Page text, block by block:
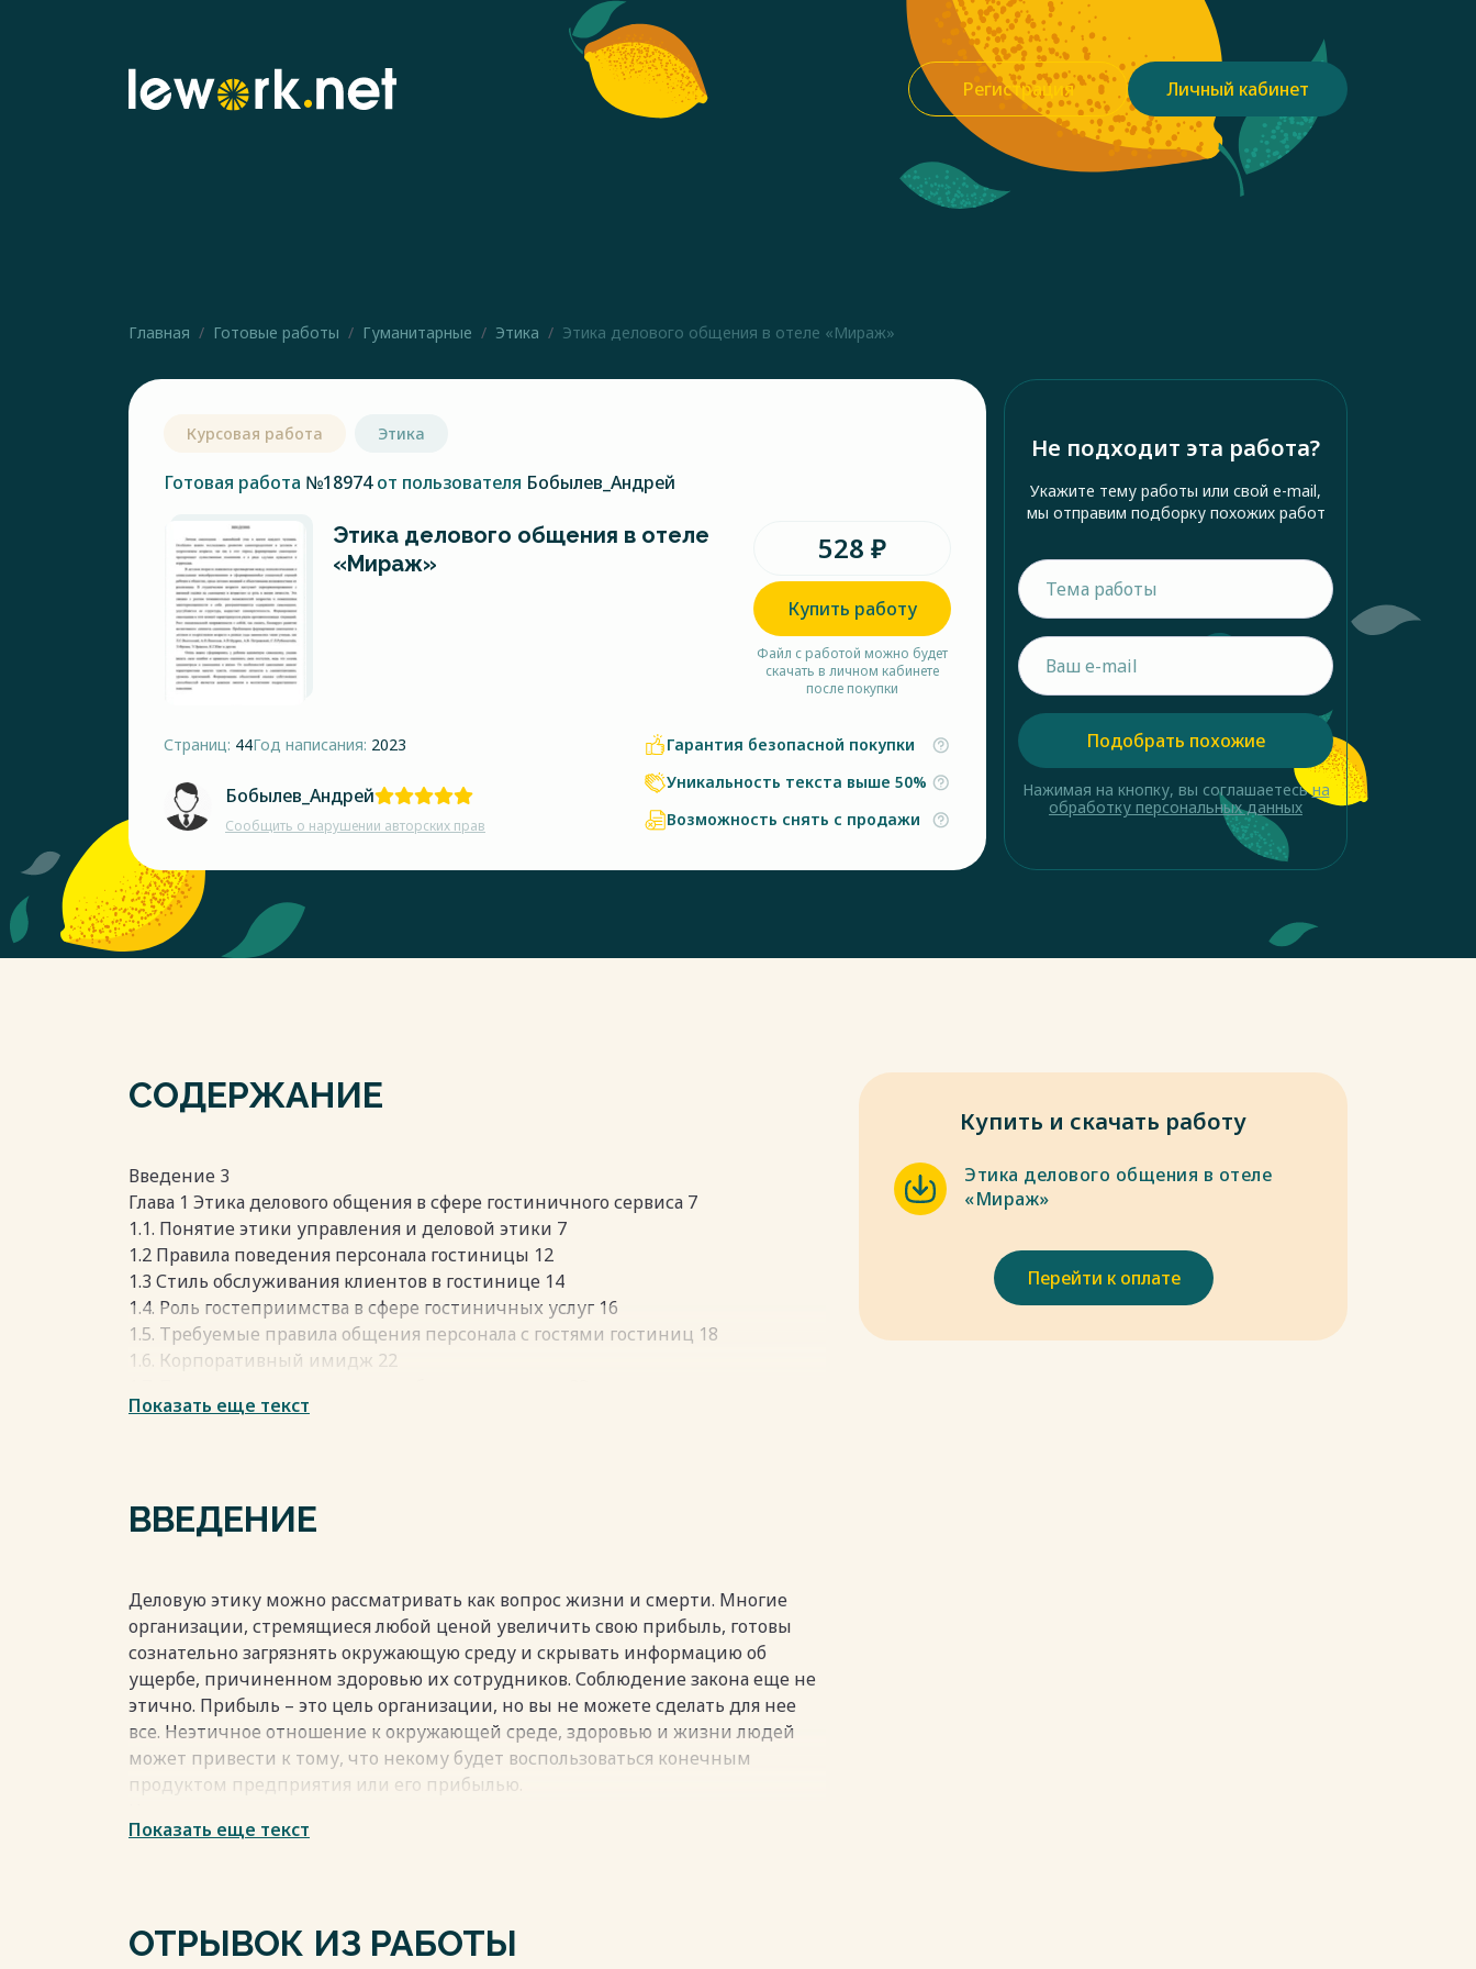
Регистрация Личный кабинет
Главная Готовые работы Гуманитарные Этика Этика делового общения в отеле «Мираж»
Курсовая работа Этика
Готовая работа №18974от пользователя Бобылев_Андрей
Этика делового общения в отеле
«Мираж»
528 ₽
Купить работу
Файл с работой можно будет
скачать в личном кабинете
после покупки
Страниц: 44Год написания: 2023
Бобылев_Андрей
Сообщить о нарушении авторских прав
Гарантия безопасной покупки
Уникальность текста выше 50%
Возможность снять с продажи
Не подходит эта работа?
Укажите тему работы или свой e-mail,
мы отправим подборку похожих работ
Подобрать похожие
Нажимая на кнопку, вы соглашаетесьна
обработку персональных данных
СОДЕРЖАНИЕ
Введение 3
Глава 1 Этика делового общения в сфере гостиничного сервиса 7
1.1. Понятие этики управления и деловой этики 7
1.2 Правила поведения персонала гостиницы 12
1.3 Стиль обслуживания клиентов в гостинице 14
1.4. Роль гостеприимства в сфере гостиничных услуг 16
1.5. Требуемые правила общения персонала с гостями гостиниц 18
1.6. Корпоративный имидж 22
1.8. Разработка правил общения 31
Заключение 41
Список использованных источников 44
Показать еще текст
ВВЕДЕНИЕ
Деловую этику можно рассматривать как вопрос жизни и смерти. Многие
организации, стремящиеся любой ценой увеличить свою прибыль, готовы
сознательно загрязнять окружающую среду и скрывать информацию об
ущербе, причиненном здоровью их сотрудников. Соблюдение закона еще не
этично. Прибыль – это цель организации, но вы не можете сделать для нее
все. Неэтичное отношение к окружающей среде, здоровью и жизни людей
может привести к тому, что некому будет воспользоваться конечным
продуктом предприятия или его прибылью.
прибыли в том смысле, что публичное осуждение, выговор нанесут ущерб ее
привести к потере ценных сотрудников. Но люди – это главное богатство
Показать еще текст
ОТРЫВОК ИЗ РАБОТЫ
Купить и скачать работу
Этика делового общения в отеле
«Мираж»
Перейти к оплате